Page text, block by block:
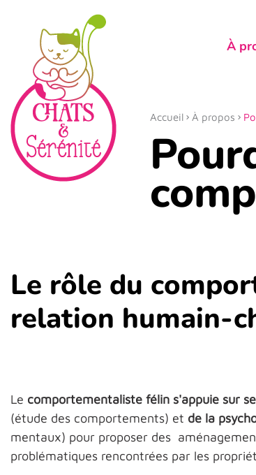
À
Accueil À propos
Le rôle du
relation humain-
Le comportementaliste félin s'appuie sur
(étude des comportements) et de la
mentaux) pour proposer des
problématiques rencontrées par les